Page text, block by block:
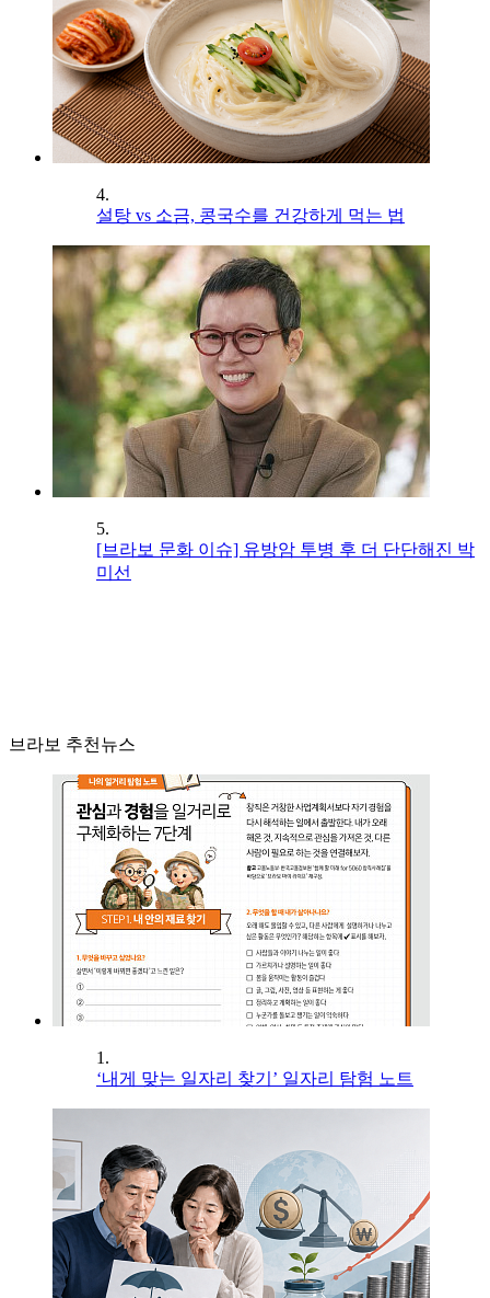
4.
설탕 vs 소금, 콩국수를 건강하게 먹는 법
5.
[브라보 문화 이슈] 유방암 투병 후 더 단단해진 박
미선
브라보 추천뉴스
1.
‘내게 맞는 일자리 찾기’ 일자리 탐험 노트